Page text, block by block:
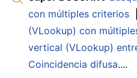
con múltiples criterios
(VLookup) con
vertical (VLookup)
Coincidencia difusa....